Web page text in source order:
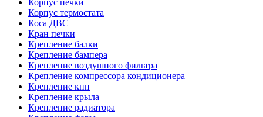
Корпус термостата
Коса ДВС
Кран печки
Крепление балки
Крепление бампера
Крепление воздушного фильтра
Крепление компрессора кондиционера
Крепление кпп
Крепление крыла
Крепление радиатора